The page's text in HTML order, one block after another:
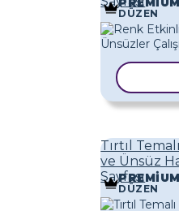
DÜZEN
Tırtıl
ve Ünsüz
Sayfası
PREMIUM
DÜZEN